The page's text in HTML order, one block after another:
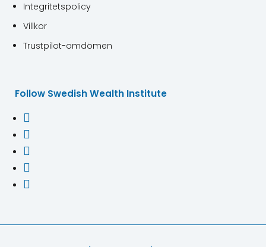
Integritetspolicy
Villkor
Trustpilot-omdömen
Follow Swedish Wealth Institute




